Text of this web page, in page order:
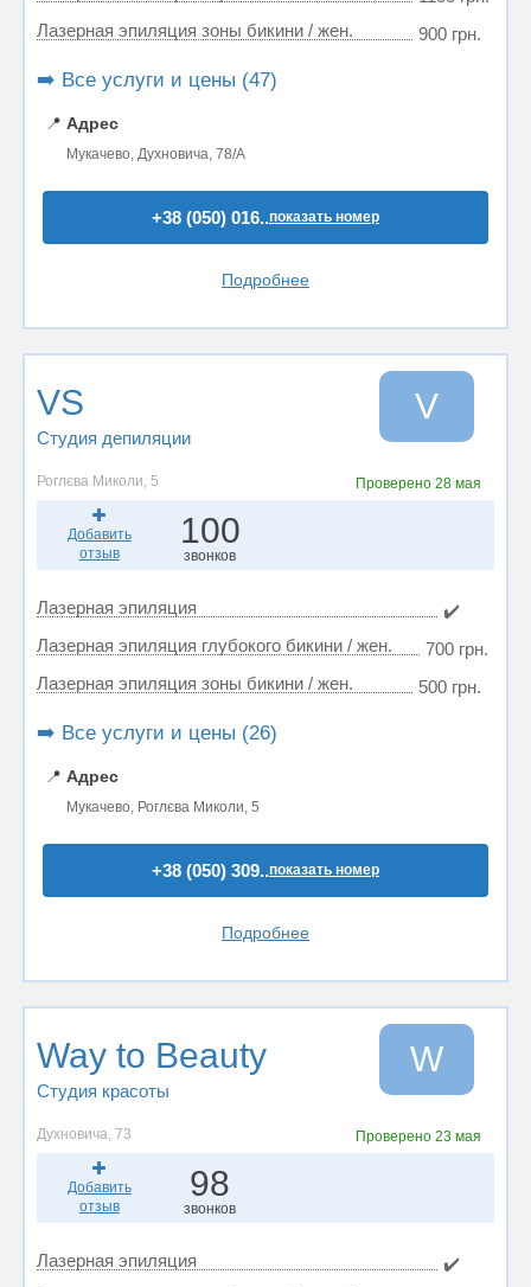
Лазерная эпиляция зоны бикини / жен.
900 грн.
➡️ Все услуги и цены (47)
📍 Адрес
Мукачево, Духновича, 78/А
+38 (050) 016..показать номер
Подробнее
VS
Студия депиляции
V
Роглєва Миколи, 5 Проверено 28 мая
Добавить
отзыв
100
звонков
Лазерная эпиляция
✔️
Лазерная эпиляция глубокого бикини / жен.
700 грн.
Лазерная эпиляция зоны бикини / жен.
500 грн.
➡️ Все услуги и цены (26)
📍 Адрес
Мукачево, Роглєва Миколи, 5
+38 (050) 309..показать номер
Подробнее
Way to Beauty
Студия красоты
W
Духновича, 73 Проверено 23 мая
Добавить
отзыв
98
звонков
Лазерная эпиляция
✔️